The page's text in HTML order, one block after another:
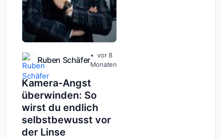
Ruben Schäfer
vor 8
Monaten
Kamera-Angst
überwinden: So
wirst du endlich
selbstbewusst vor
der Linse